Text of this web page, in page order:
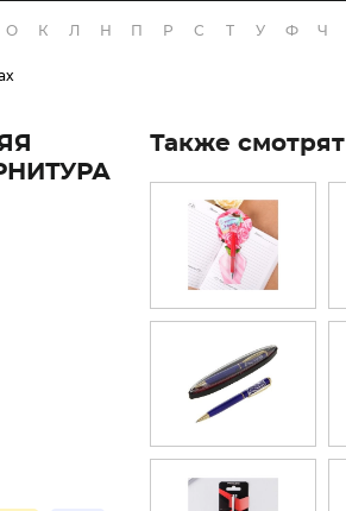
О К Л Н П Р С Т У Ф Ч
Также смотрят